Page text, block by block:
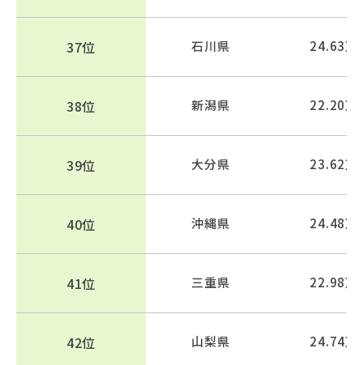
37位 石川県 24.63万
38位 新潟県 22.20万
39位 大分県 23.62万
40位 沖縄県 24.48万
41位 三重県 22.98万
42位 山梨県 24.74万